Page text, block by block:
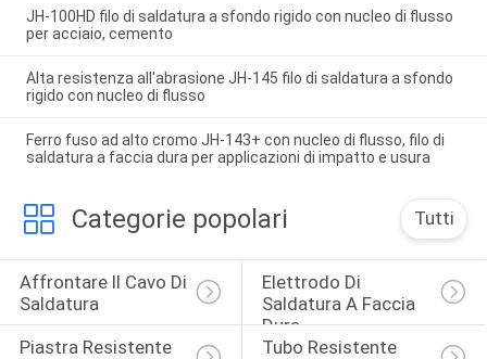
JH-100HD filo di saldatura a sfondo rigido con nucleo di flusso
per acciaio, cemento
Alta resistenza all'abrasione JH-145 filo di saldatura a sfondo
rigido con nucleo di flusso
Ferro fuso ad alto cromo JH-143+ con nucleo di flusso, filo di
saldatura a faccia dura per applicazioni di impatto e usura
Categorie popolari Tutti
Affrontare Il Cavo Di
Saldatura
Elettrodo Di
Saldatura A Faccia
Dura
Piastra Resistente
Tubo Resistente